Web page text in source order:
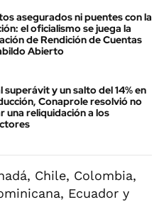
asegurados ni puentes con la
el oficialismo se juega la
de Rendición de Cuentas
Abierto
superávit y un salto del 14% en
Conaprole resolvió no
una reliquidación a los
Chile, Colombia,
Ecuador y